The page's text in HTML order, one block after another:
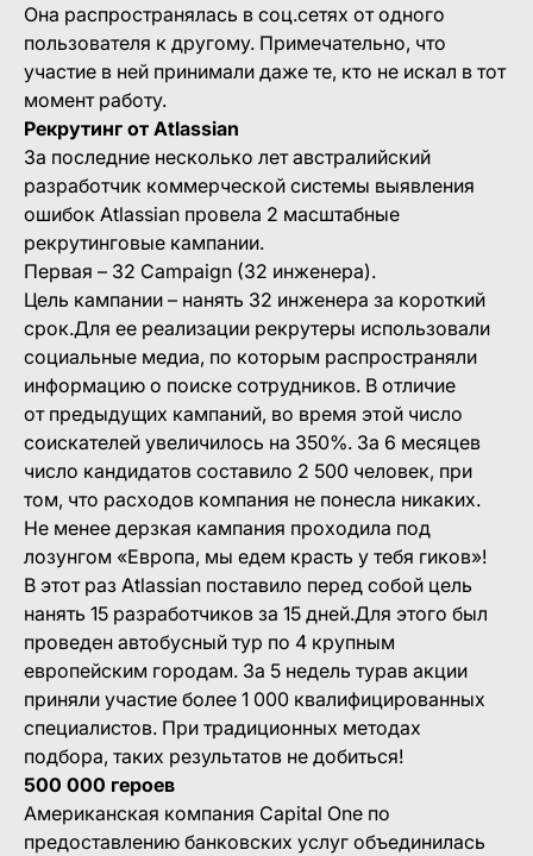
Она распространялась в соц.сетях от одного
пользователя к другому. Примечательно, что
участие в ней принимали даже те, кто не искал в тот
момент работу.
Рекрутинг от Atlassian
За последние несколько лет австралийский
разработчик коммерческой системы выявления
ошибок Atlassian провела 2 масштабные
рекрутинговые кампании.
Первая – 32 Campaign (32 инженера).
Цель кампании – нанять 32 инженера за короткий
срок.Для ее реализации рекрутеры использовали
социальные медиа, по которым распространяли
информацию о поиске сотрудников. В отличие
от предыдущих кампаний, во время этой число
соискателей увеличилось на 350%. За 6 месяцев
число кандидатов составило 2 500 человек, при
том, что расходов компания не понесла никаких.
Не менее дерзкая кампания проходила под
лозунгом «Европа, мы едем красть у тебя гиков»!
В этот раз Atlassian поставило перед собой цель
нанять 15 разработчиков за 15 дней.Для этого был
проведен автобусный тур по 4 крупным
европейским городам. За 5 недель турав акции
приняли участие более 1 000 квалифицированных
специалистов. При традиционных методах
подбора, таких результатов не добиться!
500 000 героев
Американская компания Capital One по
предоставлению банковских услуг объединилась